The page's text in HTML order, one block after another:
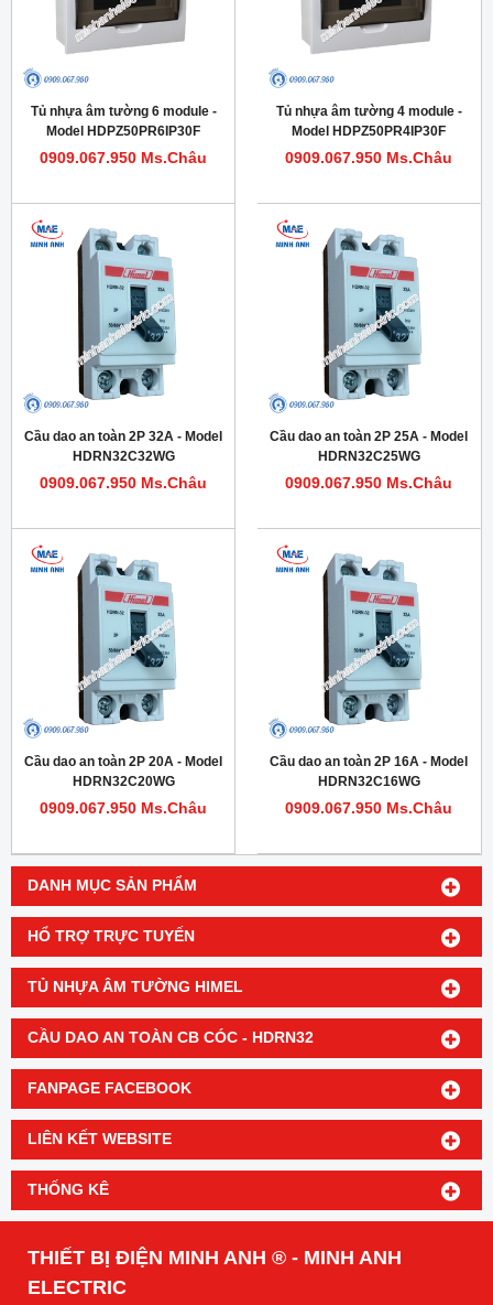
DANH MỤC SẢN PHẨM
HỔ TRỢ TRỰC TUYẾN
TỦ NHỰA ÂM TƯỜNG HIMEL
CẦU DAO AN TOÀN CB CÓC - HDRN32
FANPAGE FACEBOOK
LIÊN KẾT WEBSITE
THỐNG KÊ
Tủ nhựa âm tường 6 module -
Model HDPZ50PR6IP30F
0909.067.950 Ms.Châu
Tủ nhựa âm tường 4 module -
Model HDPZ50PR4IP30F
0909.067.950 Ms.Châu
Cầu dao an toàn 2P 32A - Model
HDRN32C32WG
0909.067.950 Ms.Châu
Cầu dao an toàn 2P 25A - Model
HDRN32C25WG
0909.067.950 Ms.Châu
Cầu dao an toàn 2P 20A - Model
HDRN32C20WG
0909.067.950 Ms.Châu
Cầu dao an toàn 2P 16A - Model
HDRN32C16WG
0909.067.950 Ms.Châu
THIẾT BỊ ĐIỆN MINH ANH ® - MINH ANH
ELECTRIC